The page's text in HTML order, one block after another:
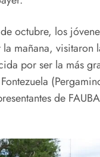
octubre, los
mañana,
por ser la más
de